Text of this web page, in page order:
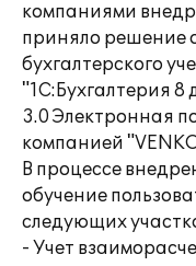
компаниями
приняло решение
бухгалтерского
"1С:Бухгалтерия 8
3.0 Электронная
компанией
В процессе
обучение
следующих
- Учет